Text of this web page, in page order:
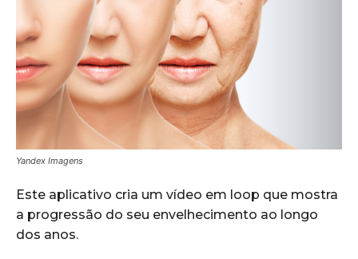
Yandex Imagens
Este aplicativo cria um vídeo em loop que mostra
a progressão do seu envelhecimento ao longo
dos anos.